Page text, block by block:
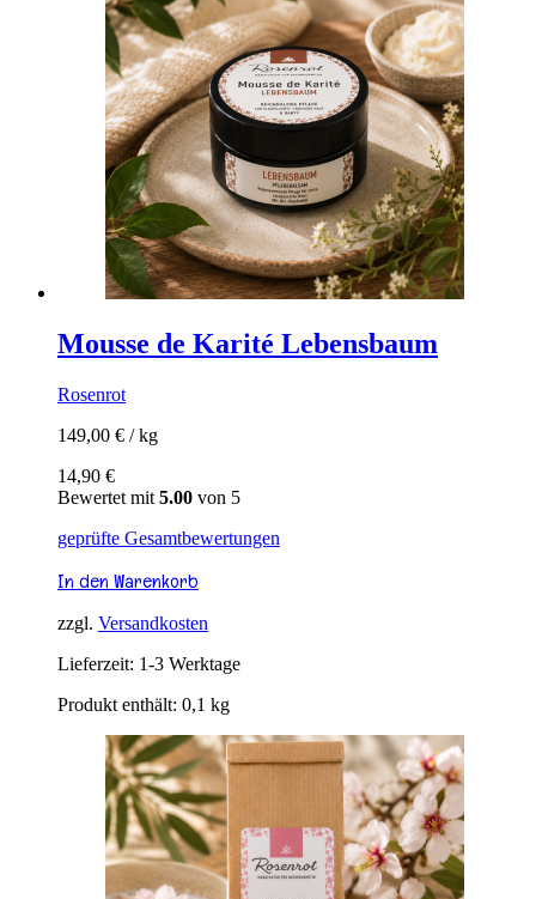
Mousse de Karité Lebensbaum
Rosenrot
149,00 € /kg
14,90 €
Bewertet mit 5.00 von 5
geprüfte Gesamtbewertungen
In den Warenkorb
zzgl. Versandkosten
Lieferzeit: 1-3 Werktage
Produkt enthält: 0,1 kg